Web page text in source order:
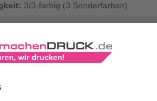
3/3-farbig (3 Sonderfarben)
16,29 €/Stck.
brutto inkl. DE-Versand
Damen, Basic - mit EINER